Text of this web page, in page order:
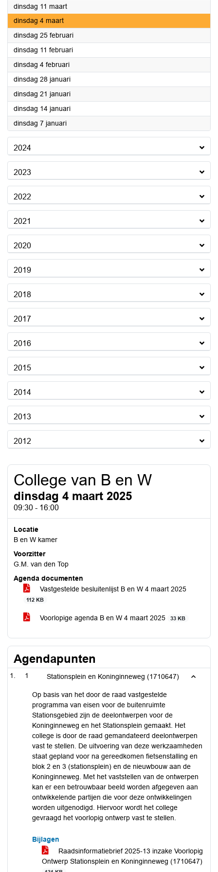
dinsdag 11 maart2025
dinsdag 4 maart2025
dinsdag 25 februari2025
dinsdag 11 februari2025
dinsdag 4 februari2025
dinsdag 28 januari2025
dinsdag 21 januari2025
dinsdag 14 januari2025
dinsdag 7 januari2025
2024
2023
2022
2021
2020
2019
2018
2017
2016
2015
2014
2013
2012
College van B en W
dinsdag 4 maart 2025
09:30 - 16:00
Locatie
B en W kamer
Voorzitter
G.M. van den Top
Agenda documenten
Vastgestelde besluitenlijst B en W 4 maart 2025
112 KB
Voorlopige agenda B en W 4 maart 2025 33 KB
Agendapunten
1 Stationsplein en Koninginneweg (1710647)
Op basis van het door de raad vastgestelde
programma van eisen voor de buitenruimte
Stationsgebied zijn de deelontwerpen voor de
Koninginneweg en het Stationsplein gemaakt. Het
college is door de raad gemandateerd deelontwerpen
vast te stellen. De uitvoering van deze werkzaamheden
staat gepland voor na gereedkomen fietsenstalling en
blok 2 en 3 (stationsplein) en de nieuwbouw aan de
Koninginneweg. Met het vaststellen van de ontwerpen
kan er een betrouwbaar beeld worden afgegeven aan
ontwikkelende partijen die voor deze ontwikkelingen
worden uitgenodigd. Hiervoor wordt het college
gevraagd het voorlopig ontwerp vast te stellen.
Bijlagen
Raadsinformatiebrief 2025-13 inzake Voorlopig
Ontwerp Stationsplein en Koninginneweg (1710647)